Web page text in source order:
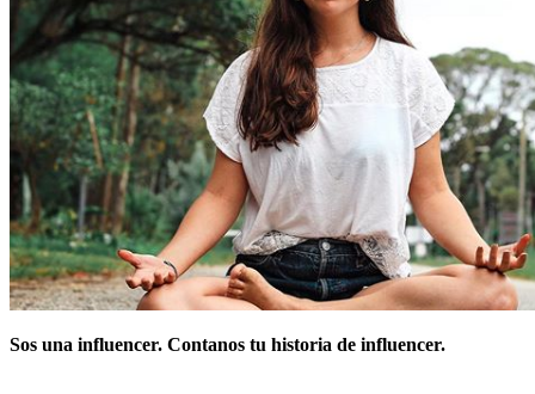
Sos una influencer. Contanos tu historia de influencer.